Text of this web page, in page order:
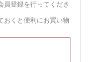
員登録を行ってくださ
おくと便利にお買い物